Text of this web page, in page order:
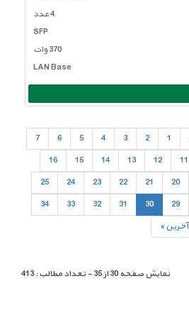
4 عدد
SFP
370 وات
LAN Base
1
2
3
4
5
6
7
11
12
13
14
15
16
20
21
22
23
24
25
29
30
31
32
33
34
آخرين »
نمایش صفحه 30 از 35 - تعداد مطالب : 413